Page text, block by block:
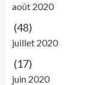
août 2020
(48)
juillet 2020
(17)
juin 2020